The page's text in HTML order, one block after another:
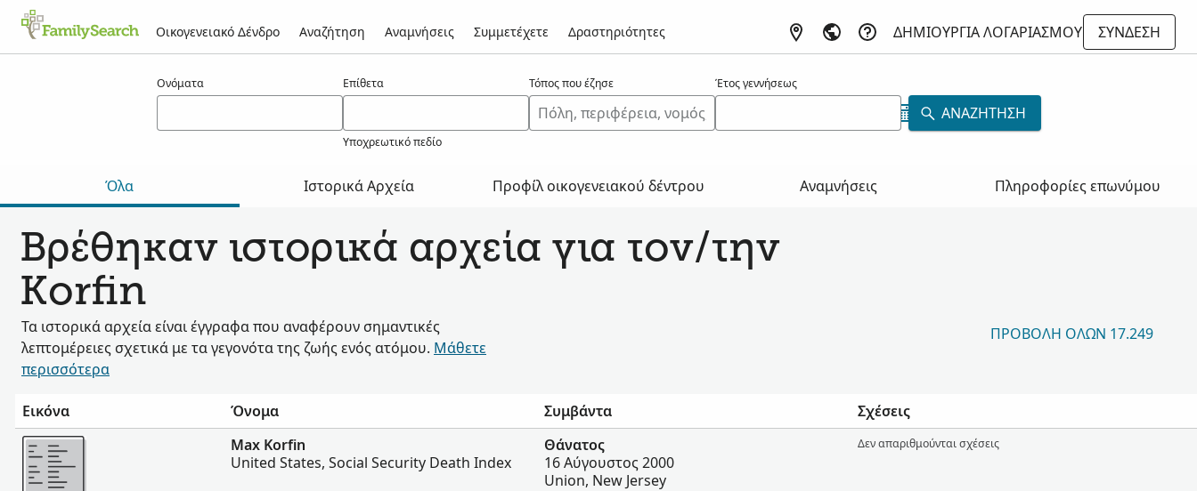
Οικογενειακό Δένδρο Αναζήτηση Αναμνήσεις Συμμετέχετε Δραστηριότητες ΔΗΜΙΟΥΡΓΊΑ ΛΟΓΑΡΙΑΣΜΟΎ
ΣΎΝΔΕΣΗ
Ονόματα Επίθετα
Υποχρεωτικό πεδίο
Τόπος που έζησε Έτος γεννήσεως
ΑΝΑΖΉΤΗΣΗ
Όλα Ιστορικά Αρχεία Προφίλ οικογενειακού δέντρου Αναμνήσεις Πληροφορίες επωνύμου
Βρέθηκαν ιστορικά αρχεία για τον/την
Korfin
Τα ιστορικά αρχεία είναι έγγραφα που αναφέρουν σημαντικές
λεπτομέρειες σχετικά με τα γεγονότα της ζωής ενός ατόμου. Μάθετε
περισσότερα
ΠΡΟΒΟΛΉ ΌΛΩΝ 17.249
Εικόνα Όνομα Συμβάντα
Σχέσεις
Περισσότερα
Max Korfin
United States, Social Security Death Index
Θάνατος
16 Αύγουστος 2000
Union, New Jersey
Δεν απαριθμούνται σχέσεις